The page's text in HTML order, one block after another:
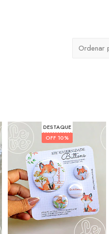
DESTAQUE
OFF 10%